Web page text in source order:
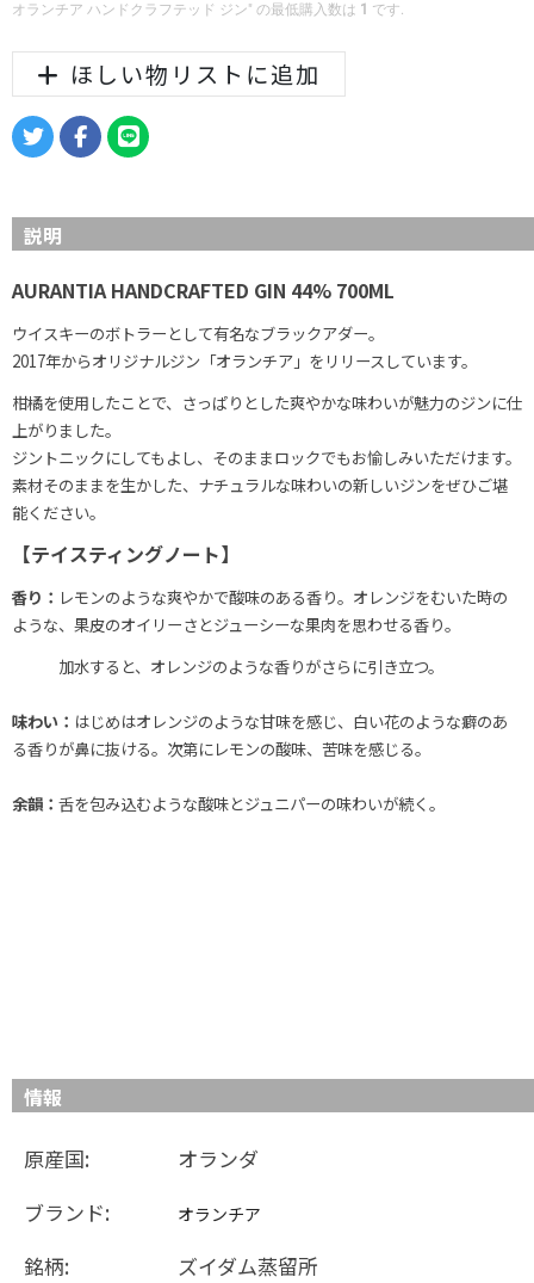
オランチア ハンドクラフテッド ジン" の最低購入数は 1 です.
ほしい物リストに追加
説明
AURANTIA HANDCRAFTED GIN 44% 700ML
ウイスキーのボトラーとして有名なブラックアダー。
2017年からオリジナルジン「オランチア」をリリースしています。
柑橘を使用したことで、さっぱりとした爽やかな味わいが魅力のジンに仕
上がりました。
ジントニックにしてもよし、そのままロックでもお愉しみいただけます。
素材そのままを生かした、ナチュラルな味わいの新しいジンをぜひご堪
能ください。
【テイスティングノート】
香り： レモンのような爽やかで酸味のある香り。オレンジをむいた時の
ような、果皮のオイリーさとジューシーな果肉を思わせる香り。
加水すると、オレンジのような香りがさらに引き立つ。
味わい： はじめはオレンジのような甘味を感じ、白い花のような癖のあ
る香りが鼻に抜ける。次第にレモンの酸味、苦味を感じる。
余韻： 舌を包み込むような酸味とジュニパーの味わいが続く。
情報
原産国:
オランダ
ブランド:
オランチア
銘柄:
ズイダム蒸留所